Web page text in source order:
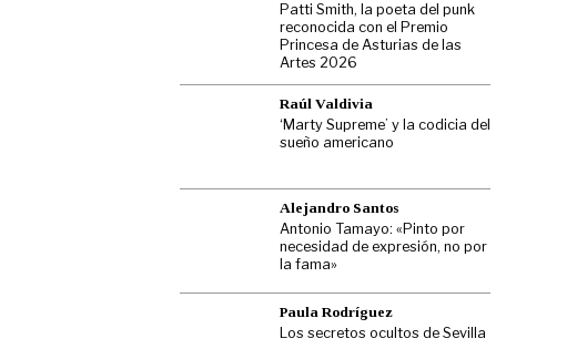
Patti Smith, la poeta del punk
reconocida con el Premio
Princesa de Asturias de las
Artes 2026
Raúl Valdivia
‘Marty Supreme’ y la codicia del
sueño americano
Alejandro Santos
Antonio Tamayo: «Pinto por
necesidad de expresión, no por
la fama»
Paula Rodríguez
Los secretos ocultos de Sevilla